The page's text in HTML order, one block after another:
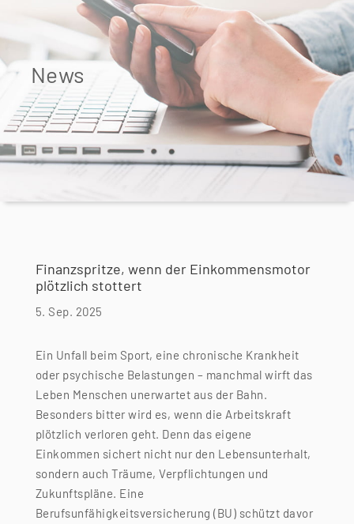
News
Finanzspritze, wenn der Einkommensmotor
plötzlich stottert
5. Sep. 2025
Ein Unfall beim Sport, eine chronische Krankheit
oder psychische Belastungen – manchmal wirft das
Leben Menschen unerwartet aus der Bahn.
Besonders bitter wird es, wenn die Arbeitskraft
plötzlich verloren geht. Denn das eigene
Einkommen sichert nicht nur den Lebensunterhalt,
sondern auch Träume, Verpflichtungen und
Zukunftspläne. Eine
Berufsunfähigkeitsversicherung (BU) schützt davor